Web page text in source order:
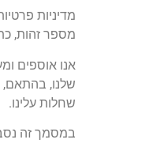
מדיניות
מספר זהות,
אנו אוספים
שלנו, בהתאם,
שחלות עלינו.
במסמך זה